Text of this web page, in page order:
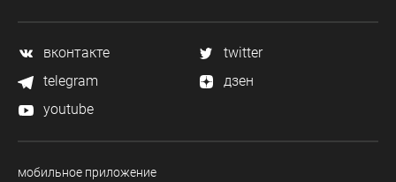
вконтакте
twitter
telegram
дзен
youtube
мобильное приложение